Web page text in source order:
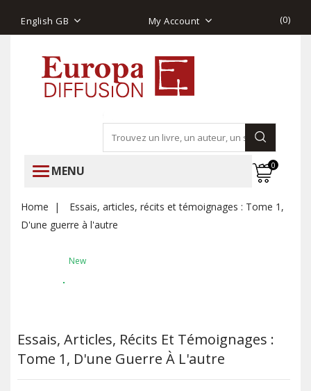
English GB My Account (0)
MENU 0
Home
Essais, articles, récits et témoignages : Tome 1,
D'une guerre à l'autre
New
Essais, Articles, Récits Et Témoignages :
Tome 1, D'une Guerre À L'autre